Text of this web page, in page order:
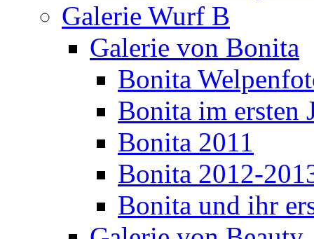
Galerie Wurf B
Galerie von Bonita
Bonita
Bonita im ersten
Bonita 2011
Bonita 2012-
Bonita und ihr